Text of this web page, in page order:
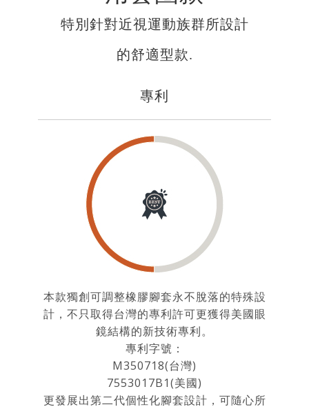
特別針對近視運動族群所設計
的舒適型款.
專利
本款獨創可調整橡膠腳套永不脫落的特殊設
計，不只取得台灣的專利許可更獲得美國眼
鏡結構的新技術專利。
專利字號：
M350718(台灣)
7553017B1(美國)
更發展出第二代個性化腳套設計，可隨心所